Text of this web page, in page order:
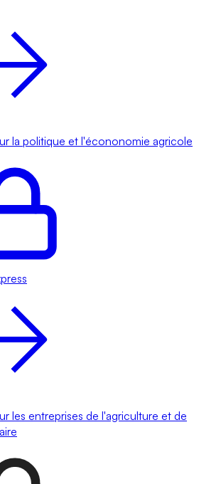
la politique et l'écononomie agricole
les entreprises de l'agriculture et de